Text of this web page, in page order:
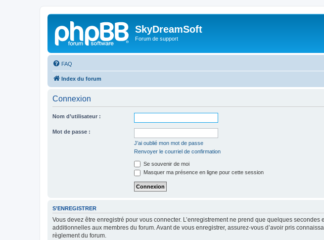
SkyDreamSoft
Forum de support
FAQ
Index du forum
Connexion
Nom d’utilisateur :
Mot de passe :
J’ai oublié mon mot de passe
Renvoyer le courriel de confirmation
Se souvenir de moi
Masquer ma présence en ligne pour cette session
S’ENREGISTRER
Vous devez être enregistré pour vous connecter. L’enregistrement ne prend que quelques
additionnelles aux membres du forum. Avant de vous enregistrer, assurez-vous d’avoir pris
règlement du forum.